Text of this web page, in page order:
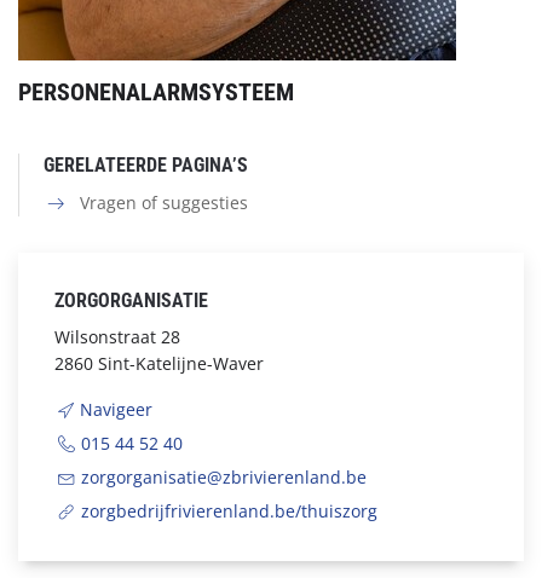
PERSONENALARMSYSTEEM
GERELATEERDE PAGINA’S
Vragen of suggesties
ZORGORGANISATIE
Wilsonstraat 28
2860 Sint-Katelijne-Waver
Navigeer
015 44 52 40
zorgorganisatie@zbrivierenland.be
zorgbedrijfrivierenland.be/thuiszorg